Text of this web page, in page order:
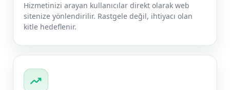
Hizmetinizi arayan kullanıcılar direkt olarak web
sitenize yönlendirilir. Rastgele değil, ihtiyacı olan
kitle hedeflenir.
trending_up